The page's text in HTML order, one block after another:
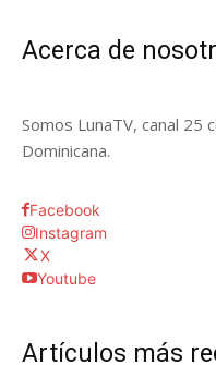
Acerca de
Somos LunaTV, canal 25
Dominicana.
Facebook
Instagram
X
Youtube
Artículos más